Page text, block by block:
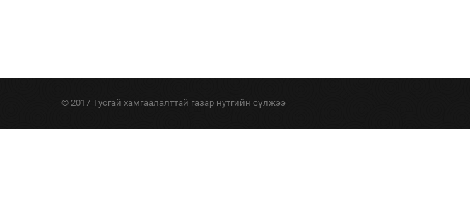
© 2017 Тусгай хамгаалалттай газар нутгийн сүлжээ